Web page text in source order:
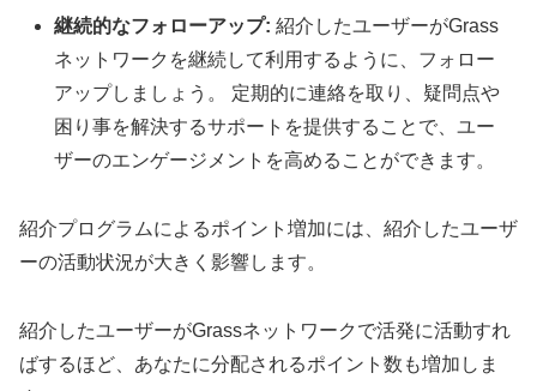
継続的なフォローアップ: 紹介したユーザーがGrass
ネットワークを継続して利用するように、フォロー
アップしましょう。 定期的に連絡を取り、疑問点や
困り事を解決するサポートを提供することで、ユー
ザーのエンゲージメントを高めることができます。
紹介プログラムによるポイント増加には、紹介したユーザ
ーの活動状況が大きく影響します。
紹介したユーザーがGrassネットワークで活発に活動すれ
ばするほど、あなたに分配されるポイント数も増加しま